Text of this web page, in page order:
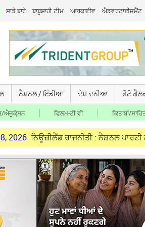
ਸਾਡੇ ਬਾਰੇ ਬਾਬੂਸ਼ਾਹੀ ਟੀਮ ਆਰਕਾਈਵ ਐਡਵਰਟਾਈਜਮੈਂਟ
ਨੈਸ਼ਨਲ / ਇੰਡੀਆ ਦੇਸ਼-ਦੁਨੀਆ ਫੋਟੋ
ਐਜੂਕੇ਼ਸ਼ਨ ਫਿਲਮ-ਟੀ ਵੀ ਕਿਤਾਬਾਂ/
ਰਾਜਨੀਤੀ : ਨੈਸ਼ਨਲ ਪਾਰਟੀ ਨੇ ਆਮ ਚੋਣਾਂ